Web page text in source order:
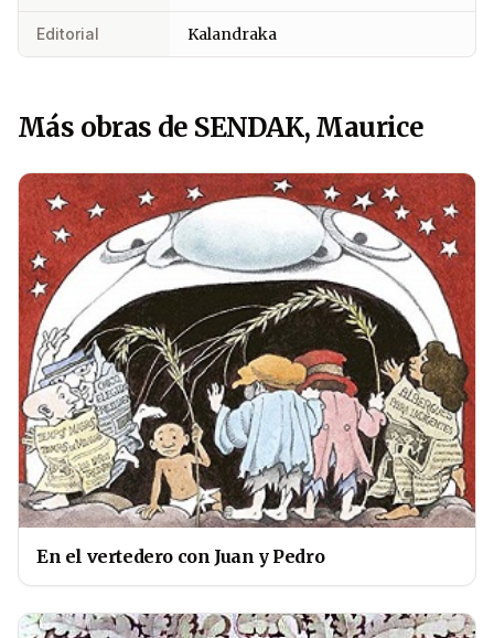
Editorial Kalandraka
Más obras de SENDAK, Maurice
En el vertedero con Juan y Pedro